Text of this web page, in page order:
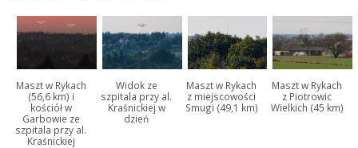
Maszt w Rykach
(56,6 km) i
kościół w
Garbowie ze
szpitala przy al.
Kraśnickiej
Widok ze
szpitala przy al.
Kraśnickiej w
dzień
Maszt w Rykach
z miejscowości
Smugi (49,1 km)
Maszt w Rykach
z Piotrowic
Wielkich (45 km)